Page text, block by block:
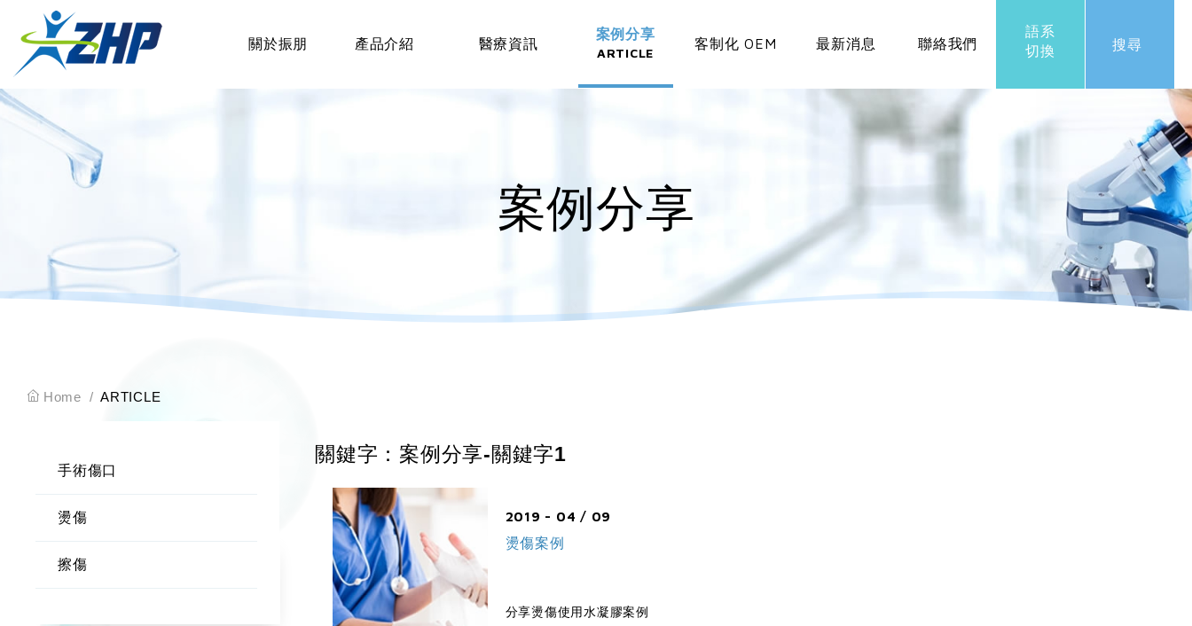
語系
切換
搜尋
關於振朋 產品介紹 醫療資訊
案例分享
ARTICLE
客制化 OEM 最新消息 聯絡我們
案例分享
Home ARTICLE
手術傷口
燙傷
擦傷
關鍵字：案例分享-關鍵字1
2019 - 04 / 09
燙傷案例
分享燙傷使用水凝膠案例